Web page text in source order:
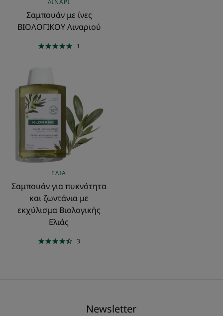
Σαμπουάν με ίνες
ΒΙΟΛΟΓΙΚΟΥ Λιναριού
1
για
πυκνότητα
και
ζωντάνια
με
εκχύλισμα
Βιολογικής
ΕΛΙΆ
Σαμπουάν για πυκνότητα
και ζωντάνια με
εκχύλισμα Βιολογικής
Ελιάς
3
Νewsletter